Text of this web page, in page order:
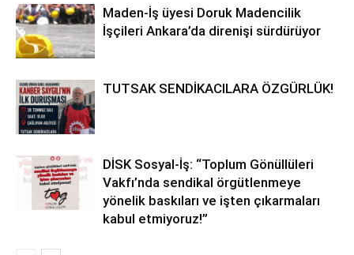
Maden-İş üyesi Doruk Madencilik
İşçileri Ankara’da direnişi sürdürüyor
TUTSAK SENDİKACILARA ÖZGÜRLÜK!
DİSK Sosyal-İş: “Toplum Gönüllüleri
Vakfı’nda sendikal örgütlenmeye
yönelik baskıları ve işten çıkarmaları
kabul etmiyoruz!”